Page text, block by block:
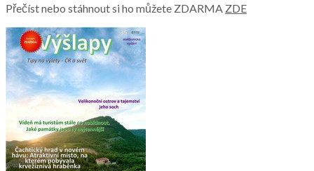
Přečíst nebo stáhnout si ho můžete ZDARMA ZDE